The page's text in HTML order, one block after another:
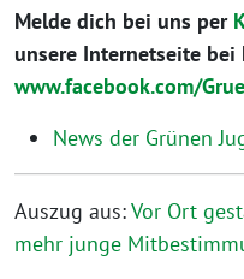
Melde dich bei uns per
unsere Internetseite bei
www.facebook.com/
News der Grünen
Auszug aus:Vor Ort
mehr junge